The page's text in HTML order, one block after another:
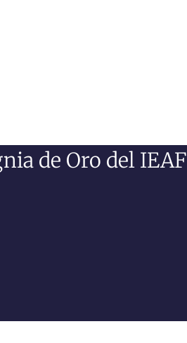
de Oro del IEAF